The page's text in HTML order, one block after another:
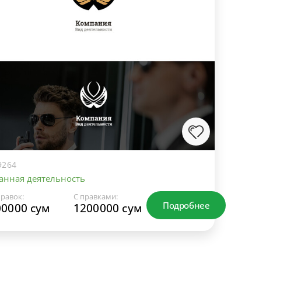
деятельность
сум
С правками:
1200000 сум Подробнее